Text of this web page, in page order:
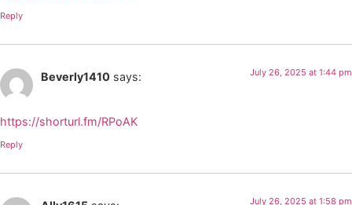
Reply
Beverly1410 says: July 26, 2025 at 1:44 pm
https://shorturl.fm/RPoAK
Reply
July 26, 2025 at 1:58 pm